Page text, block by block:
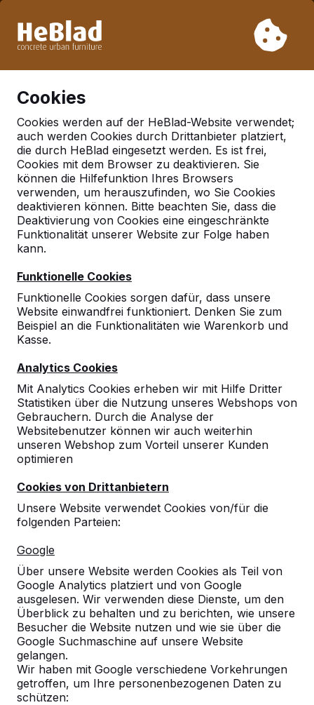
Woche 33 nicht. Bitte berücksichtigen Sie daher längere
Cookies
Cookies werden auf der HeBlad-Website verwendet;
auch werden Cookies durch Drittanbieter platziert,
die durch HeBlad eingesetzt werden. Es ist frei,
Cookies mit dem Browser zu deaktivieren. Sie
können die Hilfefunktion Ihres Browsers
verwenden, um herauszufinden, wo Sie Cookies
deaktivieren können. Bitte beachten Sie, dass die
Deaktivierung von Cookies eine eingeschränkte
Funktionalität unserer Website zur Folge haben
kann.
Funktionelle Cookies
Funktionelle Cookies sorgen dafür, dass unsere
Website einwandfrei funktioniert. Denken Sie zum
Beispiel an die Funktionalitäten wie Warenkorb und
Kasse.
Analytics Cookies
Mit Analytics Cookies erheben wir mit Hilfe Dritter
Statistiken über die Nutzung unseres Webshops von
Gebrauchern. Durch die Analyse der
Websitebenutzer können wir auch weiterhin
unseren Webshop zum Vorteil unserer Kunden
optimieren
Cookies von Drittanbietern
Unsere Website verwendet Cookies von/für die
folgenden Parteien:
Google
Über unsere Website werden Cookies als Teil von
Google Analytics platziert und von Google
ausgelesen. Wir verwenden diese Dienste, um den
Überblick zu behalten und zu berichten, wie unsere
Besucher die Website nutzen und wie sie über die
Google Suchmaschine auf unsere Website
gelangen.
Wir haben mit Google verschiedene Vorkehrungen
getroffen, um Ihre personenbezogenen Daten zu
schützen:
Deutschland
Referenties in:Sorup
Geen reviews gevonden voor deze
locatie.
Referenzen
Unsere Produkte finden Sie in ganz Europa
und darüber hinaus. Sehen Sie hier, wo Sie
ein HeBlad-Produkt in Ihrer Nähe finden.
Produkt
Alles anzeigen
Kategorie